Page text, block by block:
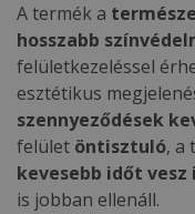
A termék a
hosszabb
felületkezeléssel
esztétikus
szennyeződések
felület öntisztuló, a
kevesebb időt vesz
is jobban ellenáll.